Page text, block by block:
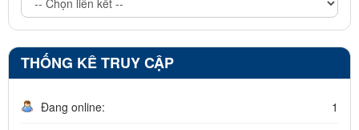
THỐNG KÊ TRUY CẬP
Đang online: 1